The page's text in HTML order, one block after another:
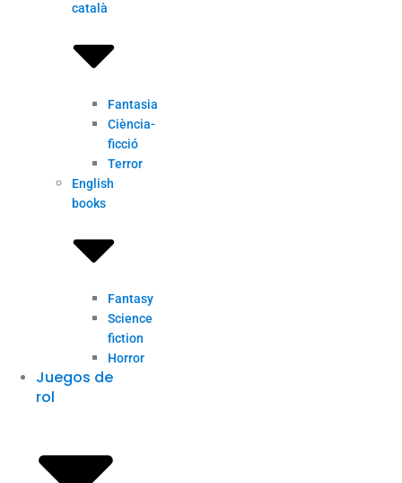
català
Fantasia
Ciència-
ficció
Terror
English
books
Fantasy
Science
fiction
Horror
Juegos de
rol